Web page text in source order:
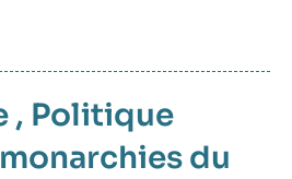
, Politique
monarchies du